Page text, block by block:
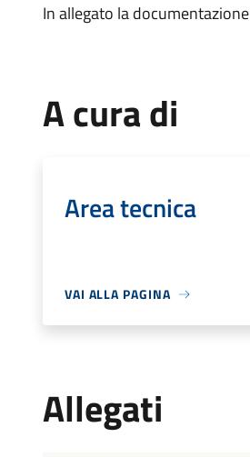
In allegato la documentazione
A cura di
Area tecnica
VAI ALLA PAGINA
Allegati